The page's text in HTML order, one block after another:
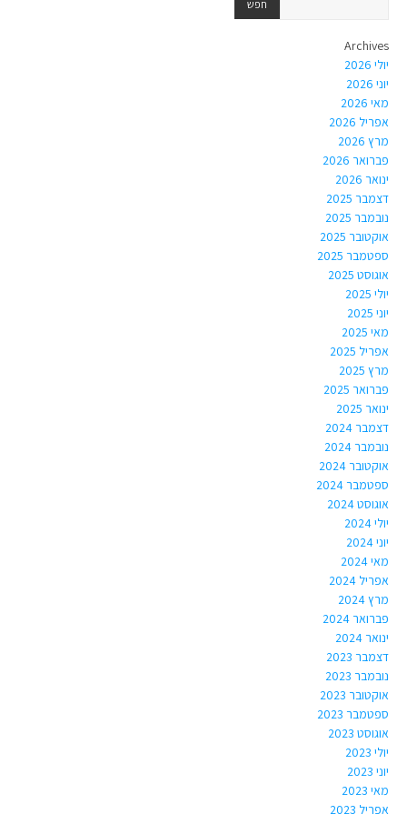
Archives
יולי 2026
יוני 2026
מאי 2026
אפריל 2026
מרץ 2026
פברואר 2026
ינואר 2026
דצמבר 2025
נובמבר 2025
אוקטובר 2025
ספטמבר 2025
אוגוסט 2025
יולי 2025
יוני 2025
מאי 2025
אפריל 2025
מרץ 2025
פברואר 2025
ינואר 2025
דצמבר 2024
נובמבר 2024
אוקטובר 2024
ספטמבר 2024
אוגוסט 2024
יולי 2024
יוני 2024
מאי 2024
אפריל 2024
מרץ 2024
פברואר 2024
ינואר 2024
דצמבר 2023
נובמבר 2023
אוקטובר 2023
ספטמבר 2023
אוגוסט 2023
יולי 2023
יוני 2023
מאי 2023
אפריל 2023